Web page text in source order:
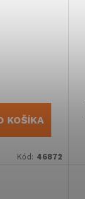
KOŠÍKA
Kód: 46872